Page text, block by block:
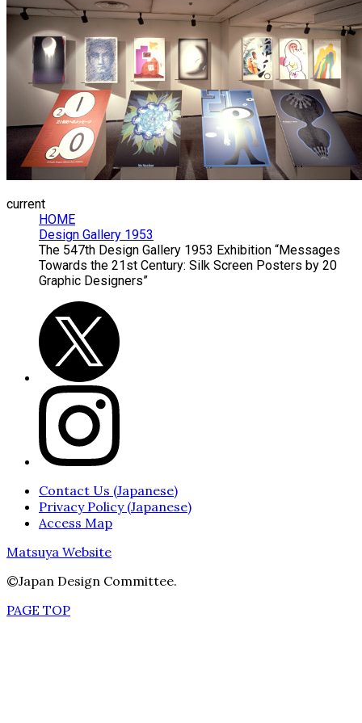
current
HOME
Design Gallery 1953
The 547th Design Gallery 1953 Exhibition “Messages
Towards the 21st Century: Silk Screen Posters by 20
Graphic Designers”
Contact Us (Japanese)
Privacy Policy (Japanese)
Access Map
Matsuya Website
©Japan Design Committee.
PAGE TOP